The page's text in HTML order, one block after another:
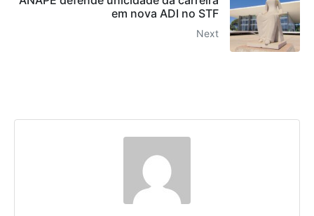
em nova ADI no STF
Next